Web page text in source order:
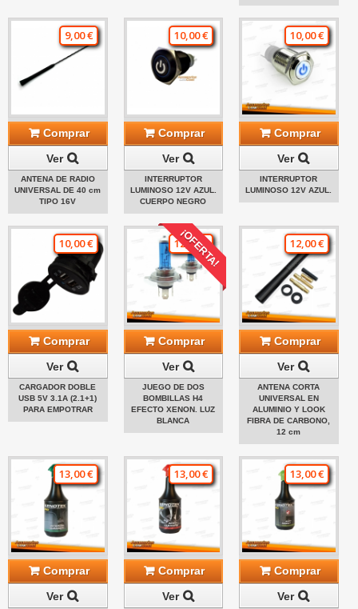
9,00 €
Comprar
Ver
ANTENA DE RADIO
UNIVERSAL DE 40 cm
TIPO 16V
10,00 €
Comprar
Ver
INTERRUPTOR
LUMINOSO 12V AZUL.
CUERPO NEGRO
10,00 €
Comprar
Ver
INTERRUPTOR
LUMINOSO 12V AZUL.
10,00 €
Comprar
Ver
CARGADOR DOBLE
USB 5V 3.1A (2.1+1)
PARA EMPOTRAR
¡OFERTA!
12,00 €
Comprar
Ver
JUEGO DE DOS
BOMBILLAS H4
EFECTO XENON. LUZ
BLANCA
12,00 €
Comprar
Ver
ANTENA CORTA
UNIVERSAL EN
ALUMINIO Y LOOK
FIBRA DE CARBONO,
12 cm
13,00 €
Comprar
Ver
13,00 €
Comprar
Ver
13,00 €
Comprar
Ver